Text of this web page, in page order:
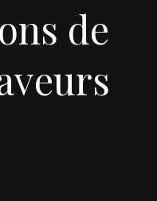
de